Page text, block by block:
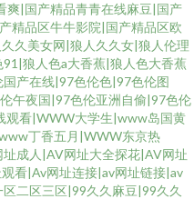
爽|国产精品青青在线麻豆|国产
精品区牛牛影院|国产精品区欧
久美女网|狼人久久女|狼人伦理
狼人色a大香蕉|狼人色大香蕉
产在线|97色伦色|97色伦图
午夜国|97色伦亚洲自偷|97色伦
观看|WWW大学生|www岛国黄
丁香五月|WWW东京热
址成人|AV网址大全探花|AV网址
看|Av网址连接|av网址链接|av
二区三区|99久久麻豆|99久久